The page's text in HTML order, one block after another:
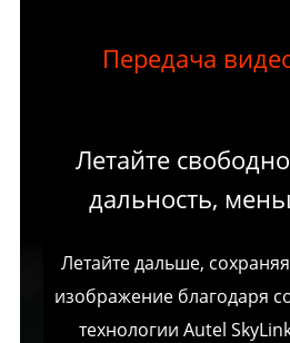
Передача
Летайте
дальность,
Летайте дальше,
изображение благодаря
технологии Autel